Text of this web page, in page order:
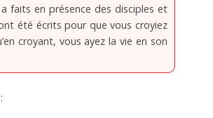
faits en présence des disciples et
été écrits pour que vous croyiez
croyant, vous ayez la vie en son
: